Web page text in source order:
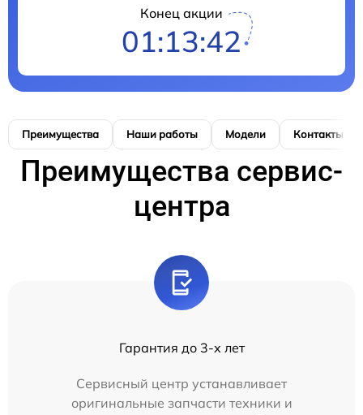
Конец акции
01:13:42
Преимущества Наши работы Модели Контакты
Преимущества сервис-
центра
Гарантия до 3-х лет
Сервисный центр устанавливает
оригинальные запчасти техники и